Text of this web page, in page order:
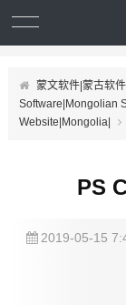
蒙文软件|蒙古软
Software|Mongolian
Website|Mongolia|
PS
2019-05-15